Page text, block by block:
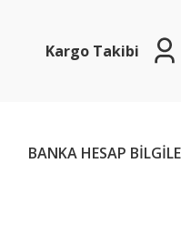
Kargo Takibi
BANKA HESAP